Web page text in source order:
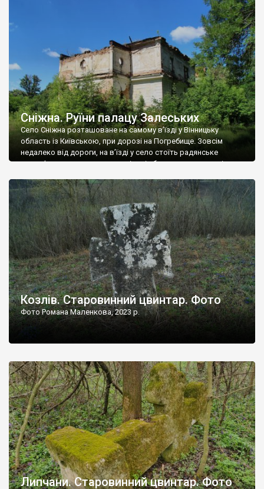
Наддністрянське відрізняється від більшості навколишніх
сіл. У селі є мурована Михайлівська церква. Точної дати […]
Сніжна. Руїни палацу Залеських
Село Сніжна розташоване на самому в’їзді у Вінницьку
область із Київською, при дорозі на Погребище. Зовсім
недалеко від дороги, на в’їзді у село стоїть радянське
рельєфне пано, яке показує жінку і яблуню, а трохи далі, десь
не видно, але видно дві стареньких колії у траві – […]
Козлів. Старовинний цвинтар. Фото
Фото Романа Маленкова, 2023 р.
Липчани. Старовинний цвинтар. Фото